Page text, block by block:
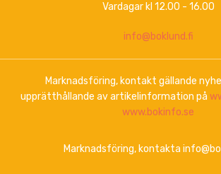
Vardagar kl 12.00 - 16.00
info@boklund.fi
Marknadsföring, kontakt gällande
upprätthållande av artikelinformation på
www.bokinfo.se
Marknadsföring, kontakta